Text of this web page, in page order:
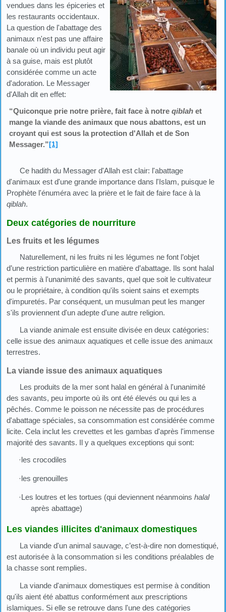
vendues dans les épiceries et
les restaurants occidentaux.
La question de l'abattage des
animaux n'est pas une affaire
banale où un individu peut agir
à sa guise, mais est plutôt
considérée comme un acte
d'adoration. Le Messager
d'Allah dit en effet:
“Quiconque prie notre prière, fait face à notre qiblah et
mange la viande des animaux que nous abattons, est un
croyant qui est sous la protection d'Allah et de Son
Messager.”[1]
Ce hadith du Messager d'Allah est clair: l'abattage
d'animaux est d'une grande importance dans l'Islam, puisque le
Prophète l'énuméra avec la prière et le fait de faire face à la
qiblah.
Deux catégories de nourriture
Les fruits et les légumes
Naturellement, ni les fruits ni les légumes ne font l’objet
d’une restriction particulière en matière d’abattage. Ils sont halal
et permis à l'unanimité des savants, quel que soit le cultivateur
ou le propriétaire, à condition qu'ils soient sains et exempts
d'impuretés. Par conséquent, un musulman peut les manger
s'ils proviennent d'un adepte d'une autre religion.
La viande animale est ensuite divisée en deux catégories:
celle issue des animaux aquatiques et celle issue des animaux
terrestres.
La viande issue des animaux aquatiques
Les produits de la mer sont halal en général à l'unanimité
des savants, peu importe où ils ont été élevés ou qui les a
pêchés. Comme le poisson ne nécessite pas de procédures
d'abattage spéciales, sa consommation est considérée comme
licite. Cela inclut les crevettes et les gambas d'après l'immense
majorité des savants. Il y a quelques exceptions qui sont:
·les crocodiles
·les grenouilles
·Les loutres et les tortues (qui deviennent néanmoins halal
après abattage)
Les viandes illicites d'animaux domestiques
La viande d'un animal sauvage, c’est-à-dire non domestiqué,
est autorisée à la consommation si les conditions préalables de
la chasse sont remplies.
La viande d'animaux domestiques est permise à condition
qu'ils aient été abattus conformément aux prescriptions
islamiques. Si elle se retrouve dans l'une des catégories